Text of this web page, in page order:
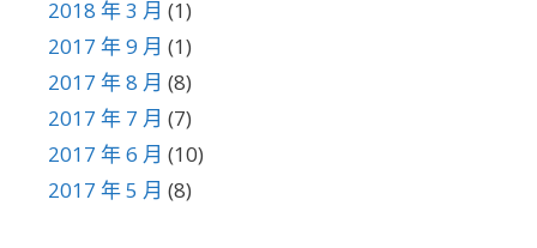
2018 年 3 月 (1)
2017 年 9 月 (1)
2017 年 8 月 (8)
2017 年 7 月 (7)
2017 年 6 月 (10)
2017 年 5 月 (8)